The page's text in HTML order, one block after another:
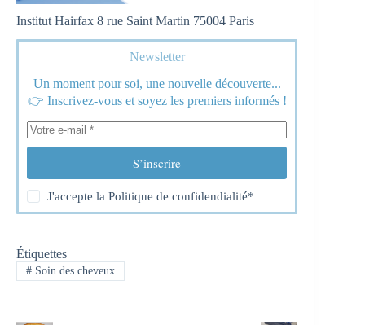
Institut Hairfax 8 rue Saint Martin 75004 Paris
Newsletter
Un moment pour soi, une nouvelle découverte...
👉 Inscrivez-vous et soyez les premiers informés !
S’inscrire
J'accepte laPolitique de confidendialité*
Étiquettes
#Soin des cheveux